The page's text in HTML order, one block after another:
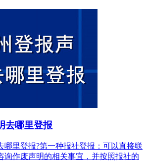
去哪里登报
哪里登报?第一种报社登报：可以直接联
询作废声明的相关事宜，并按照报社的